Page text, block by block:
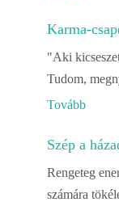
Karma-
"Aki
Tudom,
Tovább
Szép a
Rengeteg
számára